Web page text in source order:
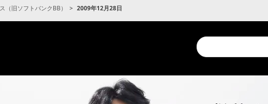
（旧ソフトバンクBB） 2009年12月28日
Conduct
a
search